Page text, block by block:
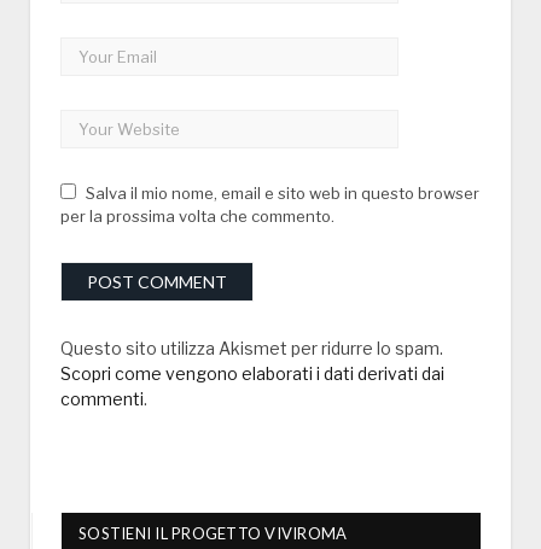
Salva il mio nome, email e sito web in questo browser
per la prossima volta che commento.
Questo sito utilizza Akismet per ridurre lo spam.
Scopri come vengono elaborati i dati derivati dai
commenti.
SOSTIENI IL PROGETTO VIVIROMA